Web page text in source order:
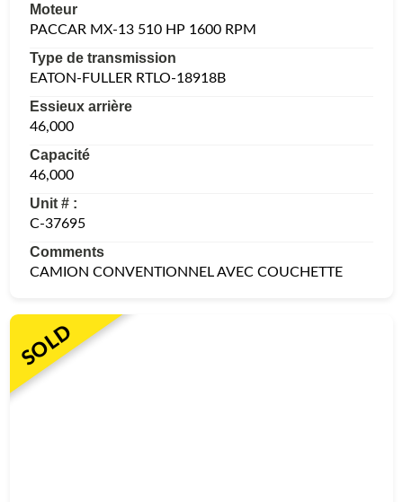
Moteur
PACCAR MX-13 510 HP 1600 RPM
Type de transmission
EATON-FULLER RTLO-18918B
Essieux arrière
46,000
Capacité
46,000
Unit # :
C-37695
Comments
CAMION CONVENTIONNEL AVEC COUCHETTE
SOLD